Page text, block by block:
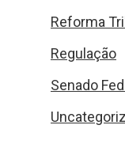
Reforma
Regulação
Senado